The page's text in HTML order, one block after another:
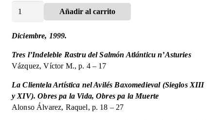
d'un
país.
8
Añadir al carrito
Alternative:
Diciembre, 1999.
Tres l’Indeleble Rastru del Salmón Atlánticu n’Asturies
Vázquez, Víctor M., p. 4 – 17
La Clientela Artística nel Avilés Baxomedieval (Sieglos XIII
y XIV). Obres pa la Vida, Obres pa la Muerte
Alonso Álvarez, Raquel, p. 18 – 27